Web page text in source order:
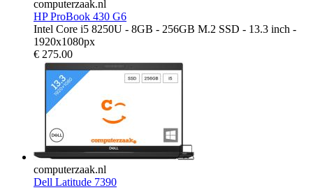
computerzaak.nl
HP ProBook 430 G6
Intel Core i5 8250U - 8GB - 256GB M.2 SSD - 13.3 inch -
1920x1080px
€ 275.00
computerzaak.nl
Dell Latitude 7390